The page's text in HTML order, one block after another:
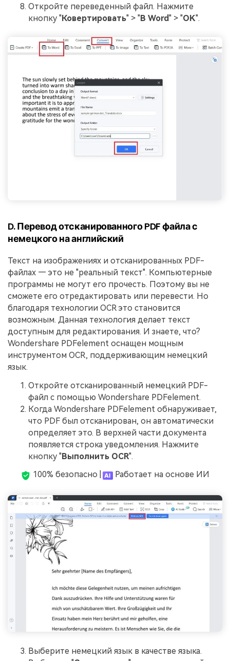
Откройте переведенный файл. Нажмите
кнопку "Ковертировать" > "В Word" > "OK".
D. Перевод отсканированного PDF файла с
немецкого на английский
Текст на изображениях и отсканированных PDF-
файлах — это не "реальный текст". Компьютерные
программы не могут его прочесть. Поэтому вы не
сможете его отредактировать или перевести. Но
благодаря технологии OCR это становится
возможным. Данная технология делает текст
доступным для редактирования. И знаете, что?
Wondershare PDFelement оснащен мощным
инструментом OCR, поддерживающим немецкий
язык.
Откройте отсканированный немецкий PDF-
файл с помощью Wondershare PDFelement.
Когда Wondershare PDFelement обнаруживает,
что PDF был отсканирован, он автоматически
определяет это. В верхней части документа
появляется строка уведомления. Нажмите
кнопку "Выполнить OCR".
100% безопасно |
Работает на основе ИИ
Выберите немецкий язык в качестве языка.